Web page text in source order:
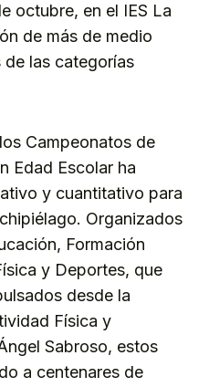
octubre, en el IES La
de más de medio
las categorías
Campeonatos de
Edad Escolar ha
y cuantitativo para
Organizados
Formación
y Deportes, que
desde la
Física y
Sabroso, estos
a centenares de